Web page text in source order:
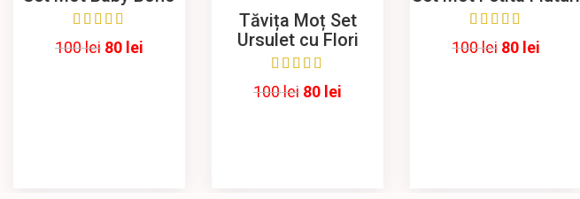
100lei 80 lei
Tăvița Moț Set
Ursulet cu Flori
100lei 80 lei
100lei 80 lei